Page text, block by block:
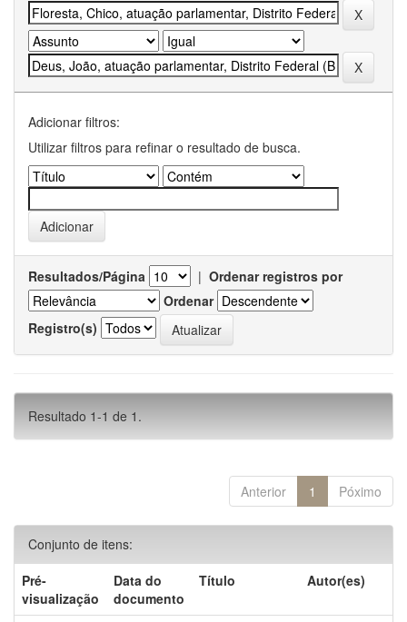
Adicionar filtros:
Utilizar filtros para refinar o resultado de busca.
Resultados/Página | Ordenar registros por
Ordenar
Registro(s)
Resultado 1-1 de 1.
Anterior 1 Póximo
Conjunto de itens:
Pré-
visualização
Data do
documento
Título Autor(es)